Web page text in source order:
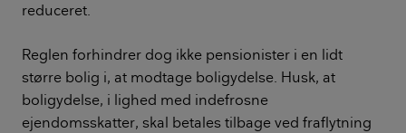
reduceret.
Reglen forhindrer dog ikke pensionister i en lidt
større bolig i, at modtage boligydelse. Husk, at
boligydelse, i lighed med indefrosne
ejendomsskatter, skal betales tilbage ved fraflytning